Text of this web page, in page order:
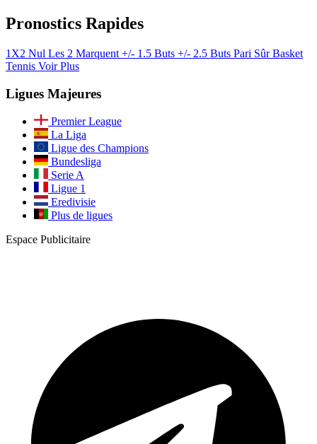
Pronostics Rapides
1X2 Nul Les 2 Marquent +/- 1.5 Buts +/- 2.5 Buts Pari SûrBasket
Tennis Voir Plus
Ligues Majeures
Premier League
La Liga
Ligue des Champions
Bundesliga
Serie A
Ligue 1
Eredivisie
Plus de ligues
Espace Publicitaire